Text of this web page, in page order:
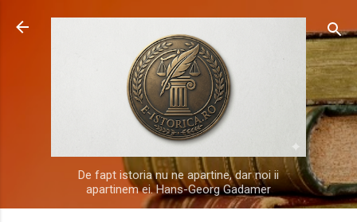
Treceți la conținutul principal
De fapt istoria nu ne apartine, dar noi ii
apartinem ei. Hans-Georg Gadamer